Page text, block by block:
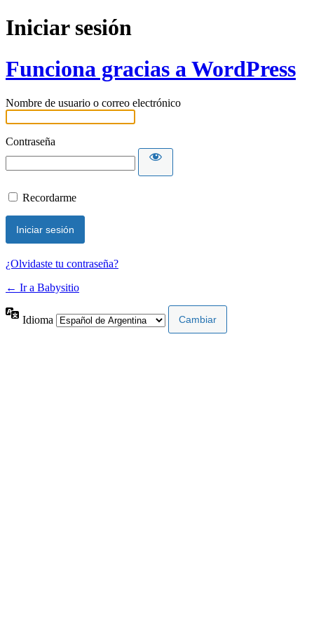
Iniciar sesión
Funciona gracias a WordPress
Nombre de usuario o correo electrónico
Contraseña
Recordarme
¿Olvidaste tu contraseña?
← Ir a Babysitio
Idioma